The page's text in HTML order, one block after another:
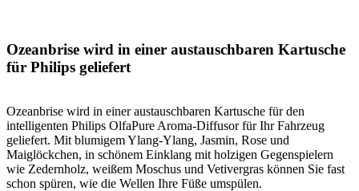
Ozeanbrise wird in einer austauschbaren Kartusche
für Philips geliefert
Ozeanbrise wird in einer austauschbaren Kartusche für den
intelligenten Philips OlfaPure Aroma-Diffusor für Ihr Fahrzeug
geliefert. Mit blumigem Ylang-Ylang, Jasmin, Rose und
Maiglöckchen, in schönem Einklang mit holzigen Gegenspielern
wie Zedernholz, weißem Moschus und Vetivergras können Sie fast
schon spüren, wie die Wellen Ihre Füße umspülen.